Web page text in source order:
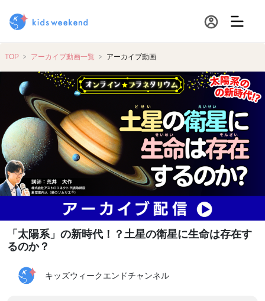
TOP アーカイブ動画一覧 アーカイブ動画
「太陽系」の新時代！？土星の衛星に生命は存在す
るのか？
キッズウィークエンドチャンネル